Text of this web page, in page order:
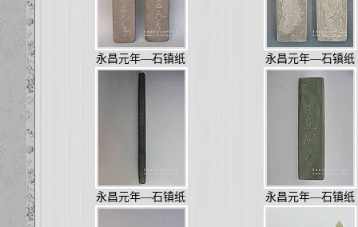
永昌元年—石镇纸 永昌元年—石镇纸
永昌元年—石镇纸 永昌元年—石镇纸